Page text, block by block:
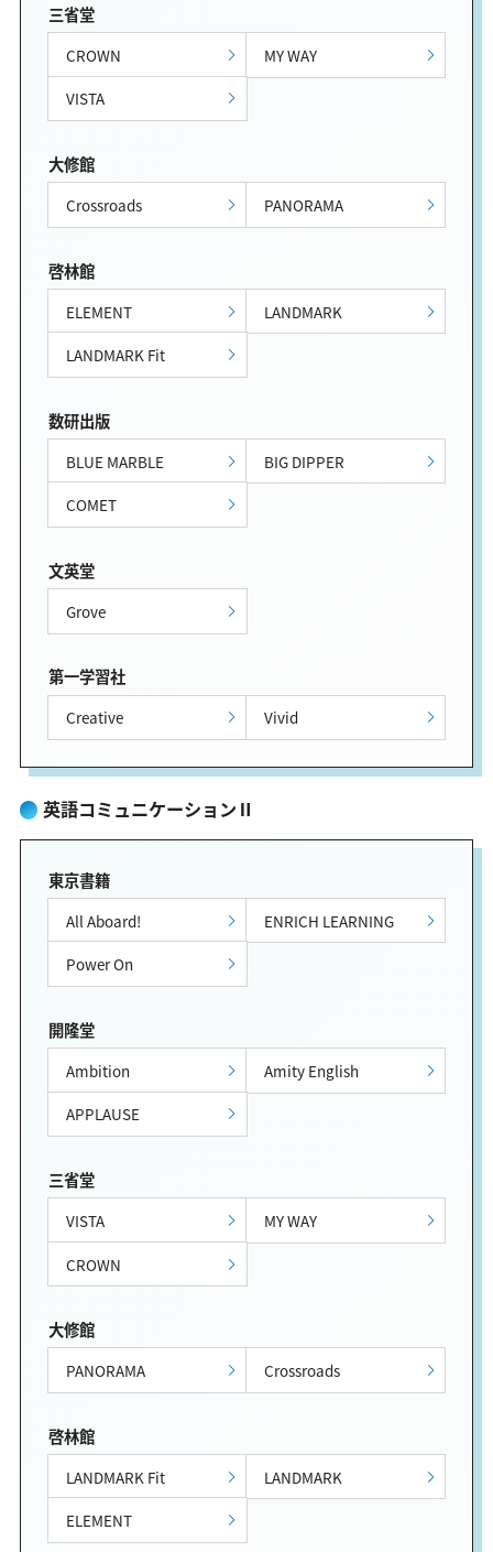
三省堂
CROWN
MY WAY
VISTA
大修館
Crossroads PANORAMA
啓林館
ELEMENT
LANDMARK
LANDMARK Fit
数研出版
BLUE MARBLE
BIG DIPPER
COMET
文英堂
Grove
第一学習社
Creative Vivid
英語コミュニケーションⅡ
東京書籍
All Aboard!
ENRICH LEARNING
Power On
開隆堂
Ambition
Amity English
APPLAUSE
三省堂
VISTA
MY WAY
CROWN
大修館
PANORAMA Crossroads
啓林館
LANDMARK Fit
LANDMARK
ELEMENT